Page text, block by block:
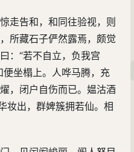
走告和，和同往验视，则
所藏石子俨然露焉，颇觉
：“若不自立，负我宫
坐榻上。人哗马腾，充
，闭户自伤而已。媪沽酒
妆出，群婢簇拥若仙。相